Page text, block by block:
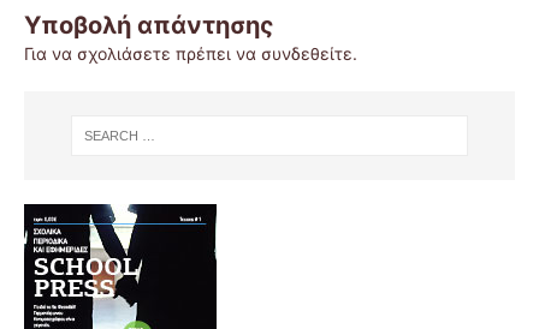
Υποβολή απάντησης
Για να σχολιάσετε πρέπει να συνδεθείτε.